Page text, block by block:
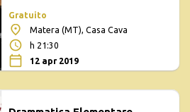
Gratuito
Matera (MT), Casa Cava
h 21:30
12 apr 2019